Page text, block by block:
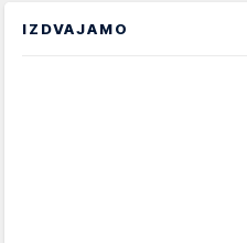
IZDVAJAMO